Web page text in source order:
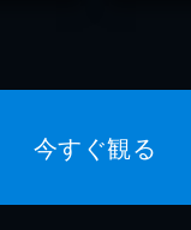
今すぐ観る